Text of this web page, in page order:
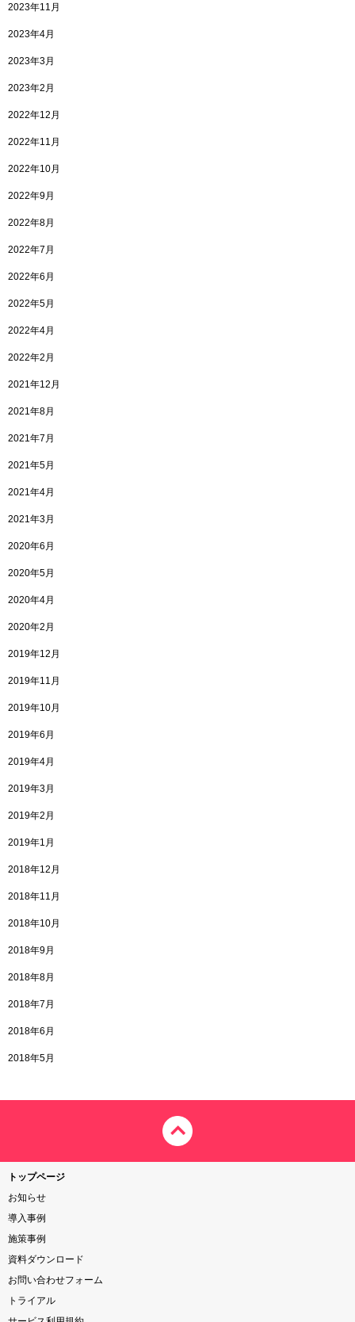
2023年11月
2023年4月
2023年3月
2023年2月
2022年12月
2022年11月
2022年10月
2022年9月
2022年8月
2022年7月
2022年6月
2022年5月
2022年4月
2022年2月
2021年12月
2021年8月
2021年7月
2021年5月
2021年4月
2021年3月
2020年6月
2020年5月
2020年4月
2020年2月
2019年12月
2019年11月
2019年10月
2019年6月
2019年4月
2019年3月
2019年2月
2019年1月
2018年12月
2018年11月
2018年10月
2018年9月
2018年8月
2018年7月
2018年6月
2018年5月
トップページ
お知らせ
導入事例
施策事例
資料ダウンロード
お問い合わせフォーム
トライアル